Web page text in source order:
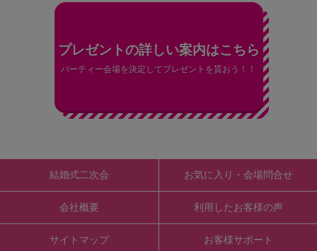
プレゼントの詳しい案内はこちら
パーティー会場を決定してプレゼントを貰おう！！
結婚式二次会
会社概要
サイトマップ
お気に入り・会場問合せ
利用したお客様の声
お客様サポート